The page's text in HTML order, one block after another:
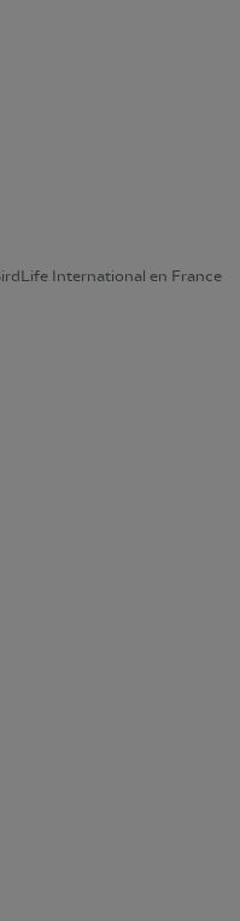
International en France